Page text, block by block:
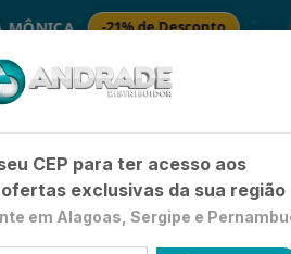
-21% de Desconto 🚚
Já é cliente? - Entrar
CEP para ter acesso aos
exclusivas da sua região
em Alagoas, Sergipe e